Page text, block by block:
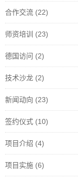
合作交流 (22)
师资培训 (23)
德国访问 (2)
技术沙龙 (2)
新闻动向 (23)
签约仪式 (10)
项目介绍 (4)
项目实施 (6)